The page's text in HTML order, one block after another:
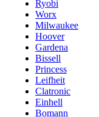
Ryobi
Worx
Milwaukee
Hoover
Gardena
Bissell
Princess
Leifheit
Clatronic
Einhell
Bomann